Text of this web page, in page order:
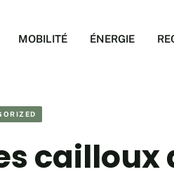
MOBILITÉ ÉNERGIE
cailloux